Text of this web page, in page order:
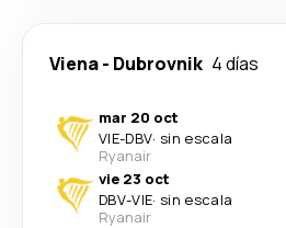
Viena- Dubrovnik 4 días
mar 20 oct
VIE-DBV· sin escala
Ryanair
vie 23 oct
DBV-VIE· sin escala
Ryanair